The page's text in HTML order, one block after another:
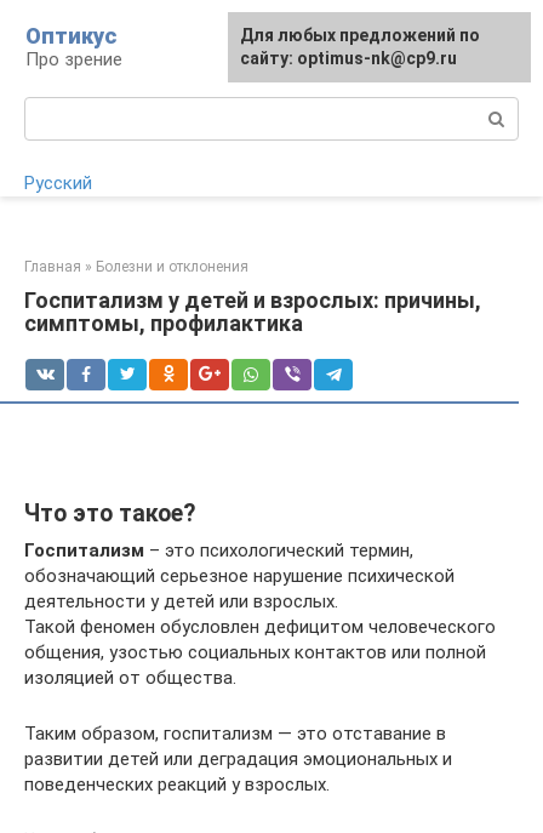
контенту
Оптикус
Про зрение
Русский
Главная » Болезни и отклонения
Госпитализм у детей и взрослых: причины,
симптомы, профилактика
Что это такое?
Госпитализм – это психологический термин,
обозначающий серьезное нарушение психической
деятельности у детей или взрослых.
Такой феномен обусловлен дефицитом человеческого
общения, узостью социальных контактов или полной
изоляцией от общества.
Таким образом, госпитализм — это отставание в
развитии детей или деградация эмоциональных и
поведенческих реакций у взрослых.
Для любых предложений по
сайту: [email protected]
Для любых предложений по
сайту: optimus-nk@cp9.ru